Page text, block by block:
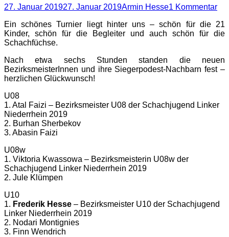
Posted
27. Januar 201927. Januar 2019Autor
Armin Hesse1 Kommentar
Ein schönes Turnier liegt hinter uns – schön für die 21
Kinder, schön für die Begleiter und auch schön für die
Schachfüchse.
Nach etwa sechs Stunden standen die neuen
BezirksmeisterInnen und ihre Siegerpodest-Nachbarn fest –
herzlichen Glückwunsch!
U08
1. Atal Faizi – Bezirksmeister U08 der Schachjugend Linker
Niederrhein 2019
2. Burhan Sherbekov
3. Abasin Faizi
U08w
1. Viktoria Kwassowa – Bezirksmeisterin U08w der
Schachjugend Linker Niederrhein 2019
2. Jule Klümpen
U10
1. Frederik Hesse – Bezirksmeister U10 der Schachjugend
Linker Niederrhein 2019
2. Nodari Montignies
3. Finn Wendrich